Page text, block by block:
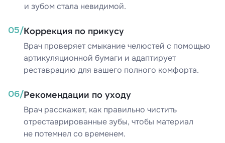
и зубом стала невидимой.
05/Коррекция по прикусу
Врач проверяет смыкание челюстей с помощью
артикуляционной бумаги и адаптирует
реставрацию для вашего полного комфорта.
06/Рекомендации по уходу
Врач расскажет, как правильно чистить
отреставрированные зубы, чтобы материал
не потемнел со временем.